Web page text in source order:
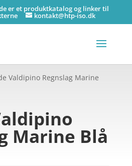
er et produktkatalog og linker til
kontakt@htp-iso.dk
Valdipino Regnslag Marine
Marine Blå